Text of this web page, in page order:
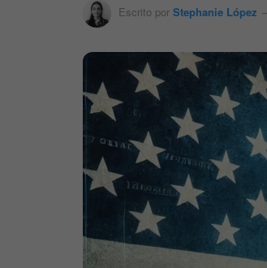
Escrito por Stephanie López